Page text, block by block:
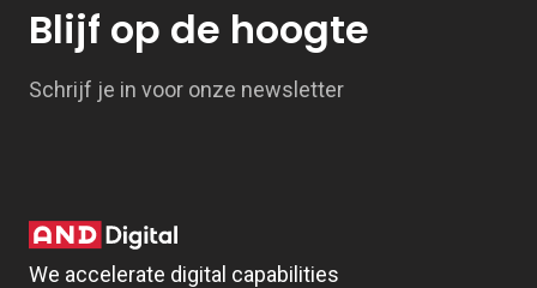
Blijf op de hoogte
Schrijf je in voor onze newsletter
We accelerate digital capabilities